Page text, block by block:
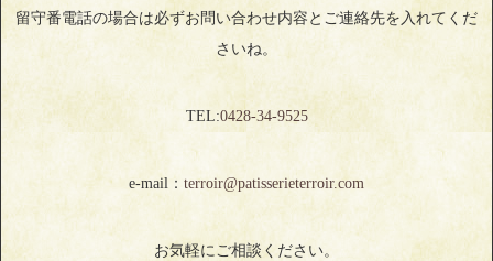
留守番電話の場合は必ずお問い合わせ内容とご連絡先を入れてくだ
さいね。
TEL:0428‐34‐9525
e-mail： terroir@patisserieterroir.com
お気軽にご相談ください。